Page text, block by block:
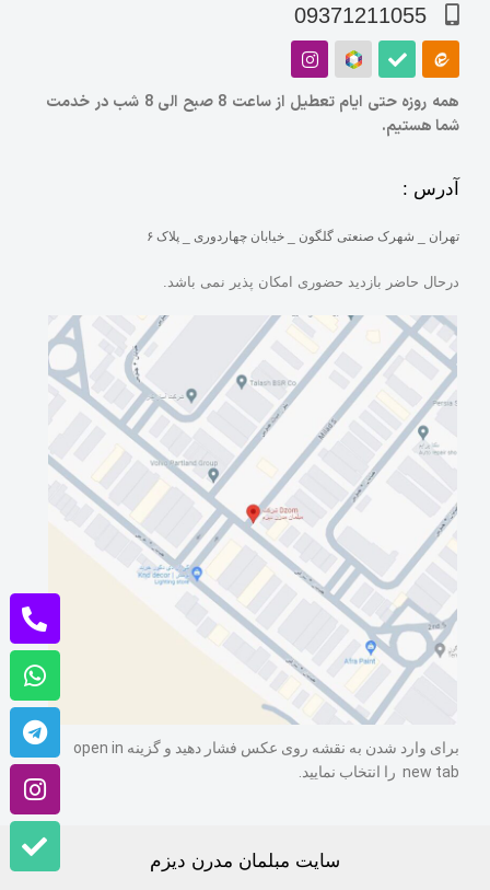
09371211055
همه روزه حتی ایام تعطیل از ساعت 8 صبح الی 8 شب در خدمت
شما هستیم.
آدرس :
تهران _ شهرک صنعتی گلگون _ خیابان چهاردوری _ پلاک ۶
درحال حاضر بازدید حضوری امکان پذیر نمی باشد.
برای وارد شدن به نقشه روی عکس فشار دهید و گزینه open in
new tab را انتخاب نمایید.
سایت مبلمان مدرن دیزم